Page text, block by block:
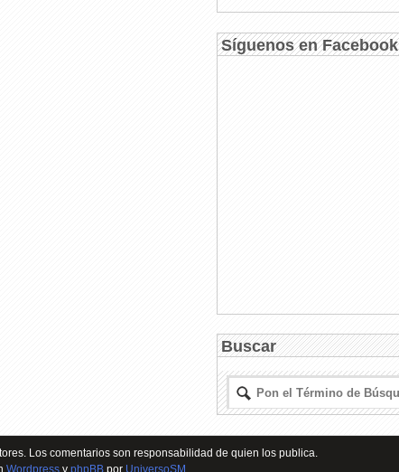
Síguenos en Facebook
Buscar
Los comentarios son responsabilidad de quien los publica.
Wordpress y phpBB por UniversoSM